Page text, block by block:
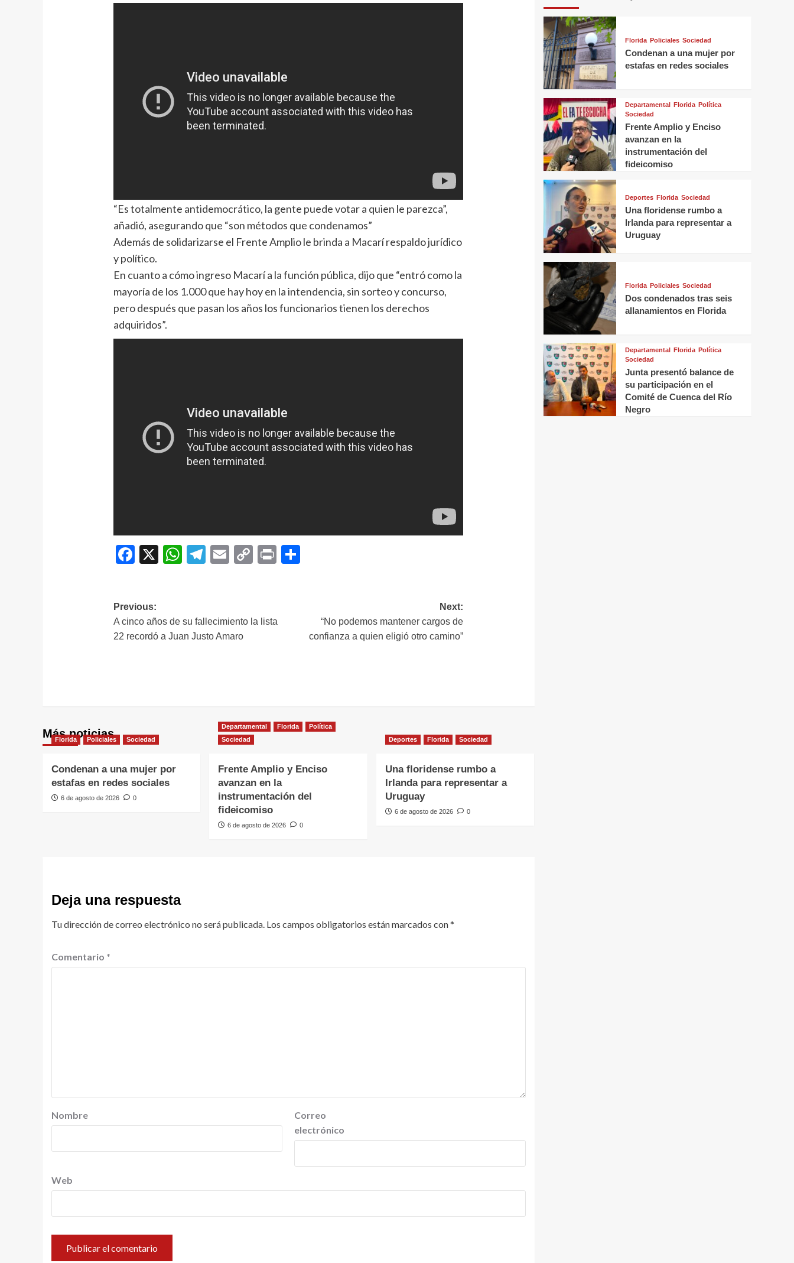
“Es totalmente antidemocrático, la gente puede votar a quien le parezca”,
añadió, asegurando que “son métodos que condenamos”
Además de solidarizarse el Frente Amplio le brinda a Macarí respaldo jurídico
y político.
En cuanto a cómo ingreso Macarí a la función pública, dijo que “entró como la
mayoría de los 1.000 que hay hoy en la intendencia, sin sorteo y concurso,
pero después que pasan los años los funcionarios tienen los derechos
adquiridos”.
Facebook
X WhatsApp
Telegram
EmailCopyPrint
Navegación
de
Previous:
A cinco años de su fallecimiento la lista
22 recordó a Juan Justo Amaro
Next:
“No podemos mantener cargos de
confianza a quien eligió otro camino”
Más noticias
Florida Policiales Sociedad
Condenan a una mujer por
estafas en redes sociales
6 de agosto de 2026 0
Departamental Florida
Política
Sociedad
Frente Amplio y Enciso
avanzan en la
instrumentación del
fideicomiso
6 de agosto de 2026 0
Deportes Florida Sociedad
Una floridense rumbo a
Irlanda para representar a
Uruguay
6 de agosto de 2026 0
Deja una respuesta
Tu dirección de correo electrónico no será publicada. Los campos obligatorios están marcados con*
Comentario *
Nombre
Correo
electrónico
Web
Florida Policiales Sociedad
Condenan a una mujer por
estafas en redes sociales
Departamental Florida Política
Sociedad
Frente Amplio y Enciso
avanzan en la
instrumentación del
fideicomiso
Deportes Florida Sociedad
Una floridense rumbo a
Irlanda para representar a
Uruguay
Florida Policiales Sociedad
Dos condenados tras seis
allanamientos en Florida
Departamental Florida Política
Sociedad
Junta presentó balance de
su participación en el
Comité de Cuenca del Río
Negro